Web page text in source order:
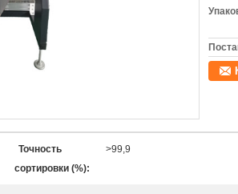
Точность
сортировки (%):
>99,9